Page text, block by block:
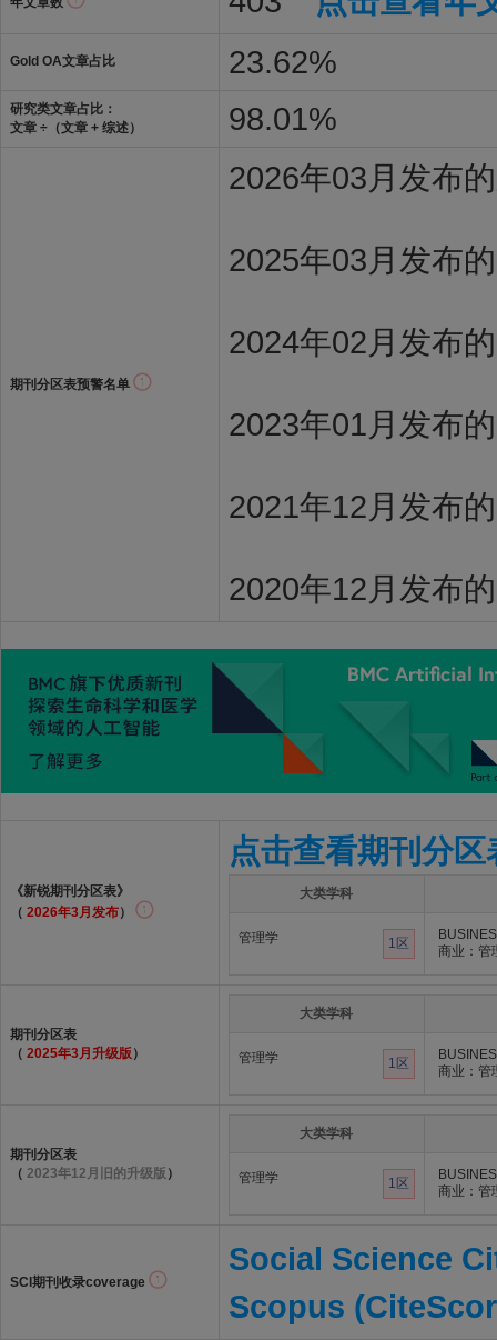
Gold OA文章占比 23.62%
研究类文章占比：
文章 ÷（文章 + 综述）
98.01%
期刊分区表预警名单
2026年03月发布
2025年03月发布
2024年02月发布
2023年01月发布
2021年12月发布
2020年12月发布
《新锐期刊分区表》
（ 2026年3月发布）
点击查看期刊分区
大类学科
管理学 1区
商业：管
期刊分区表
（ 2025年3月升级版 ）
大类学科
管理学 1区
商业：管
期刊分区表
（ 2023年12月旧的升级版 ）
大类学科
管理学 1区
商业：管
SCI期刊收录coverage
Social Science
Scopus